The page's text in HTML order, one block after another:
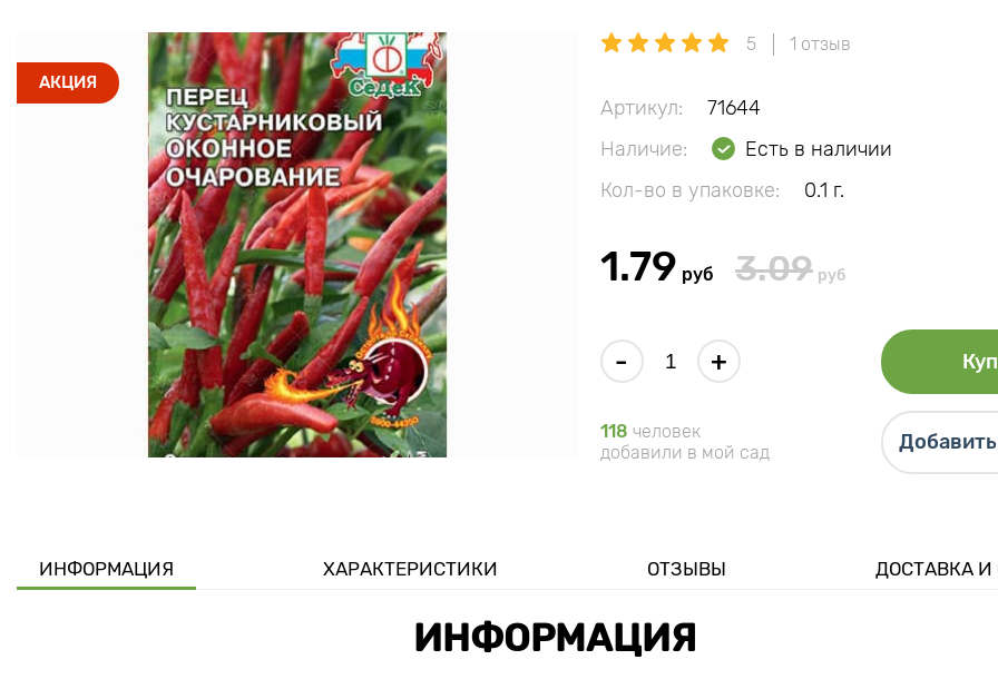
АКЦИЯ
5 1 отзыв
Артикул:
71644
Наличие:
Есть в наличии
Кол-во в упаковке:
0.1 г.
1.79 руб 3.09 руб
- +
118 человек
добавили в мой сад
ИНФОРМАЦИЯ ХАРАКТЕРИСТИКИ ОТЗЫВЫ ДОСТАВКА И
ИНФОРМАЦИЯ